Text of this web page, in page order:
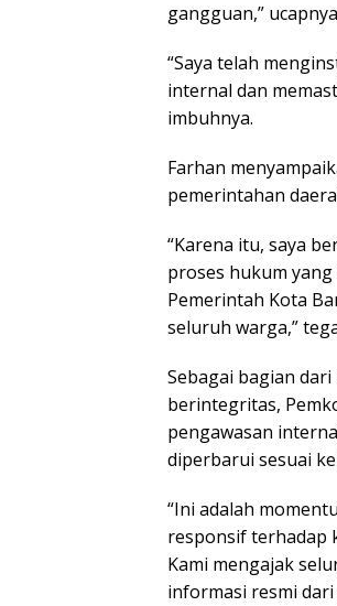
gangguan,”
“Saya telah
internal dan
imbuhnya.
Farhan
pemerintahan
“Karena itu, saya
proses hukum
Pemerintah Kota
seluruh warga,”
Sebagai bagian
berintegritas,
pengawasan
diperbarui sesuai
“Ini adalah
responsif terhadap
Kami mengajak
informasi resmi